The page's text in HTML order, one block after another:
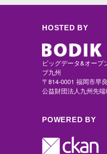
HOSTED BY
ビッグデータ&オープ
ブ九州
〒814-0001 福岡市早
公益財団法人九州先
POWERED BY